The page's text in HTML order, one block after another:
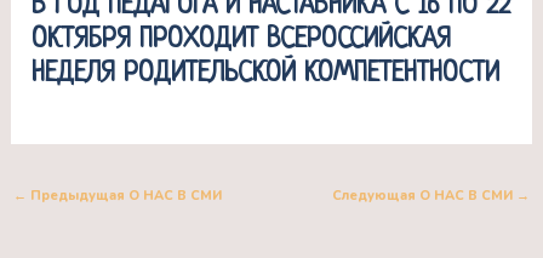
В ГОД ПЕДАГОГА И НАСТАВНИКА С 16 ПО 22
ОКТЯБРЯ ПРОХОДИТ ВСЕРОССИЙСКАЯ
НЕДЕЛЯ РОДИТЕЛЬСКОЙ КОМПЕТЕНТНОСТИ
← Предыдущая О НАС В СМИ Следующая О НАС В СМИ →